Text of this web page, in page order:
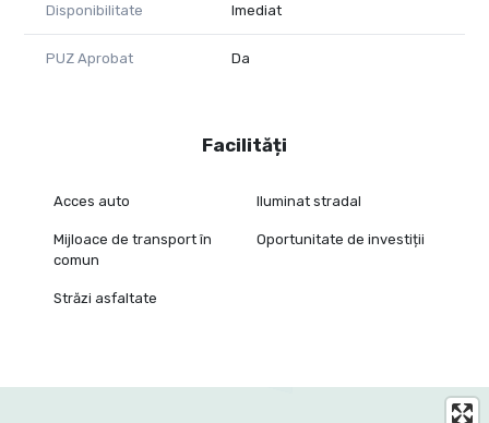
Disponibilitate Imediat
PUZ Aprobat Da
Facilități
Acces auto Iluminat stradal
Mijloace de transport în
comun
Oportunitate de investiții
Străzi asfaltate